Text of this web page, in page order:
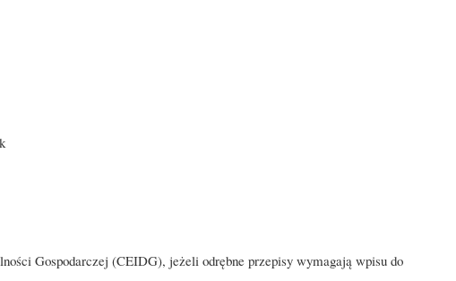
Gospodarczej (CEIDG), jeżeli odrębne przepisy wymagają wpisu do